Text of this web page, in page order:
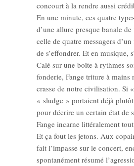
concourt à la rendre aussi
En une minute, ces quatre
d’une allure presque banale
celle de quatre messagers
de s’effondrer. Et en musique,
Calé sur une boîte à rythmes
fonderie, Fange triture à mains
crasse de notre civilisation. Si
« sludge » portaient déjà
pour décrire un certain état de
Fange incarne littéralement
Et ça fout les jetons. Aux
fait l’impasse sur le concert,
spontanément résumé